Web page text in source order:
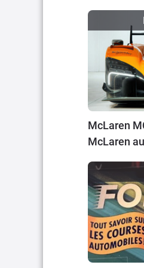
McLaren
McLaren